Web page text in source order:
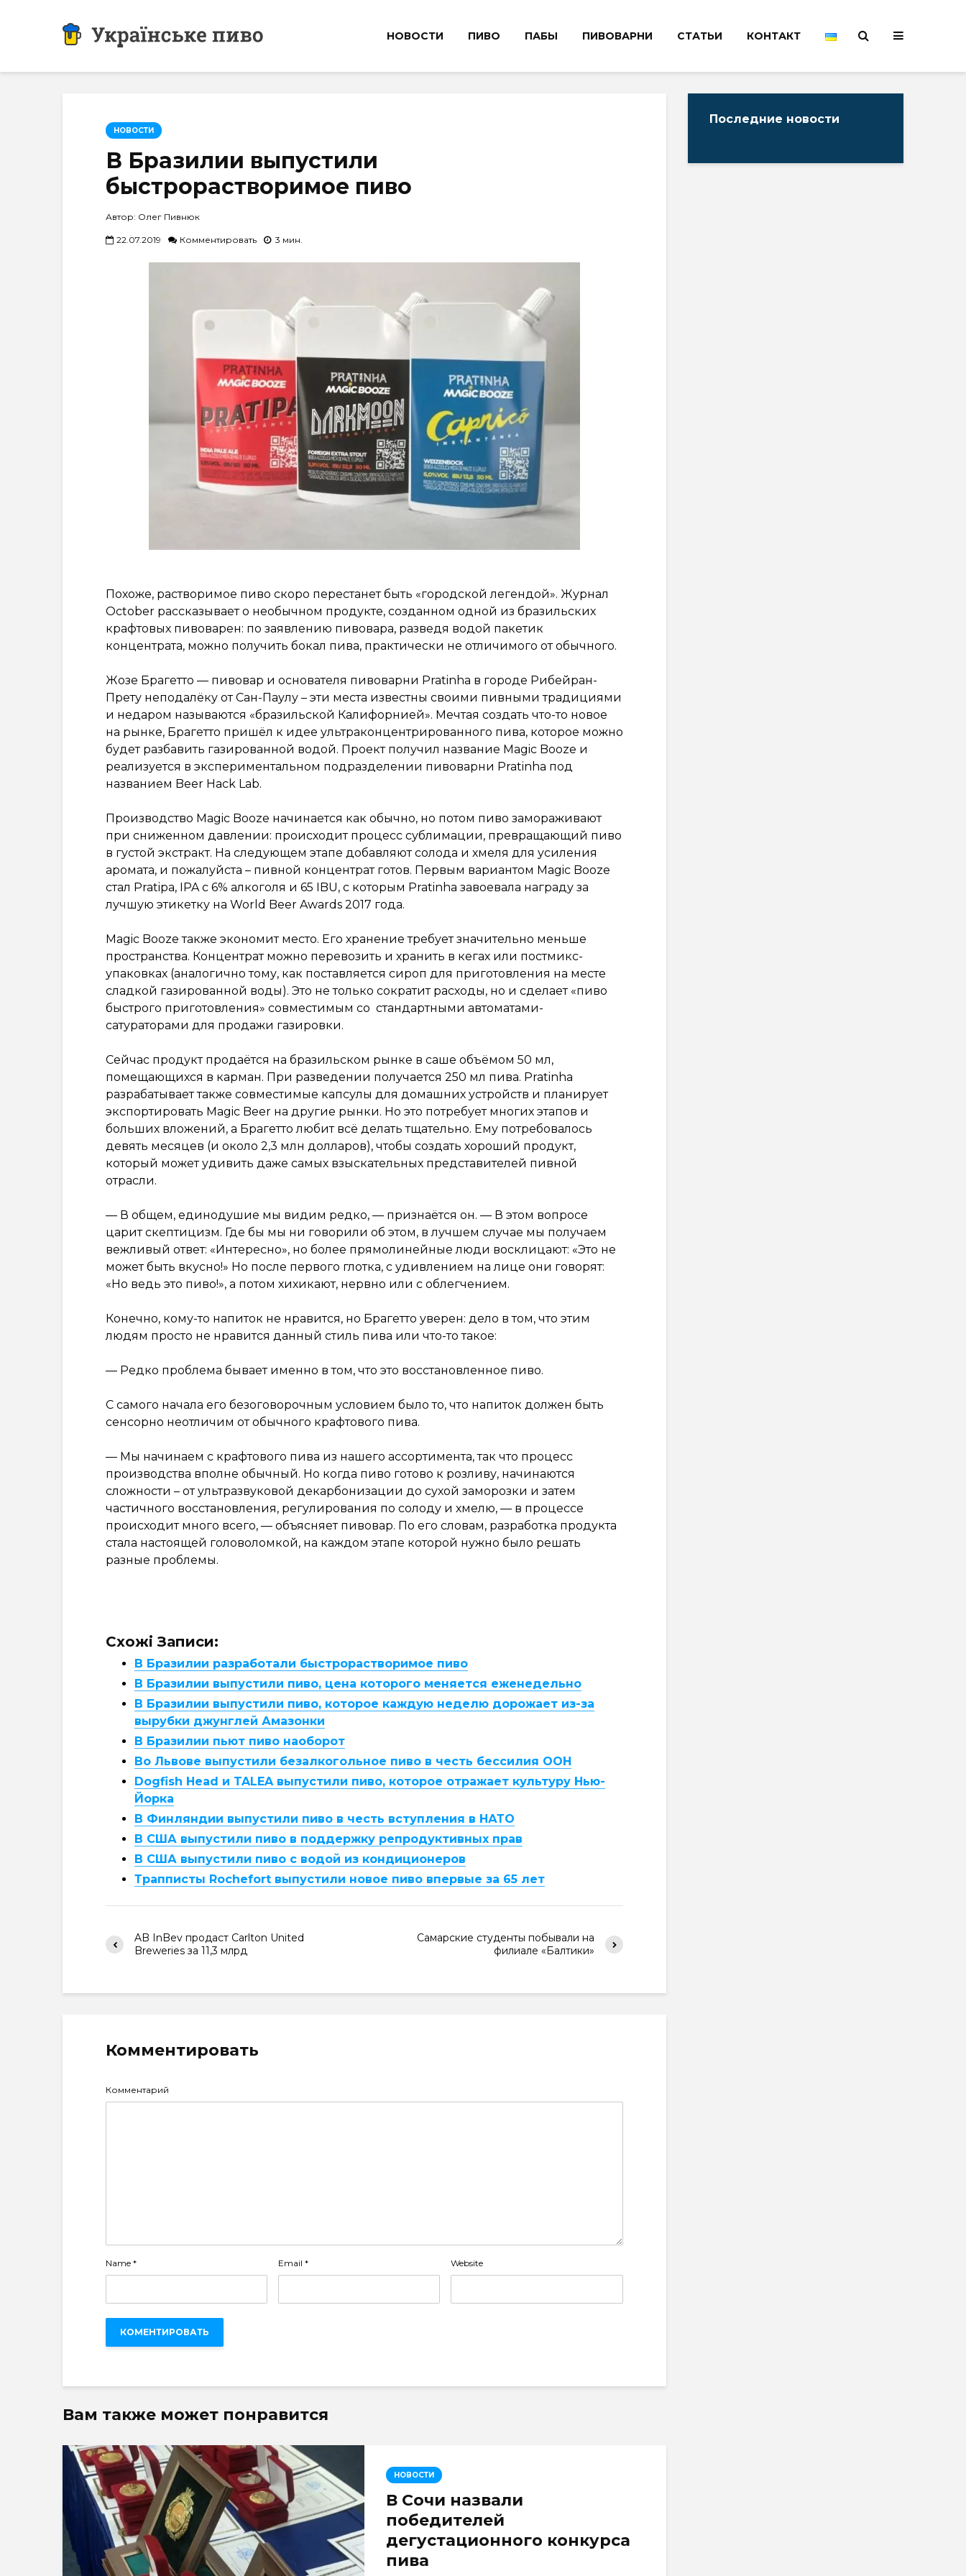
НОВОСТИ ПИВО ПАБЫ ПИВОВАРНИ СТАТЬИ КОНТАКТ
НОВОСТИ
В Бразилии выпустили
быстрорастворимое пиво
Автор: Олег Пивнюк
22.07.2019 Комментировать 3 мин.
Похоже, растворимое пиво скоро перестанет быть «городской легендой». Журнал
October рассказывает о необычном продукте, созданном одной из бразильских
крафтовых пивоварен: по заявлению пивовара, разведя водой пакетик
концентрата, можно получить бокал пива, практически не отличимого от обычного.
Жозе Брагетто — пивовар и основателя пивоварни Pratinha в городе Рибейран-
Прету неподалёку от Сан-Паулу – эти места известны своими пивными традициями
и недаром называются «бразильской Калифорнией». Мечтая создать что-то новое
на рынке, Брагетто пришёл к идее ультраконцентрированного пива, которое можно
будет разбавить газированной водой. Проект получил название Magic Booze и
реализуется в экспериментальном подразделении пивоварни Pratinha под
названием Beer Hack Lab.
Производство Magic Booze начинается как обычно, но потом пиво замораживают
при сниженном давлении: происходит процесс сублимации, превращающий пиво
в густой экстракт. На следующем этапе добавляют солода и хмеля для усиления
аромата, и пожалуйста – пивной концентрат готов. Первым вариантом Magic Booze
стал Pratipa, IPA с 6% алкоголя и 65 IBU, с которым Pratinha завоевала награду за
лучшую этикетку на World Beer Awards 2017 года.
Magic Booze также экономит место. Его хранение требует значительно меньше
пространства. Концентрат можно перевозить и хранить в кегах или постмикс-
упаковках (аналогично тому, как поставляется сироп для приготовления на месте
сладкой газированной воды). Это не только сократит расходы, но и сделает «пиво
быстрого приготовления» совместимым со стандартными автоматами-
сатураторами для продажи газировки.
Сейчас продукт продаётся на бразильском рынке в саше объёмом 50 мл,
помещающихся в карман. При разведении получается 250 мл пива. Pratinha
разрабатывает также совместимые капсулы для домашних устройств и планирует
экспортировать Magic Beer на другие рынки. Но это потребует многих этапов и
больших вложений, а Брагетто любит всё делать тщательно. Ему потребовалось
девять месяцев (и около 2,3 млн долларов), чтобы создать хороший продукт,
который может удивить даже самых взыскательных представителей пивной
отрасли.
— В общем, единодушие мы видим редко, — признаётся он. — В этом вопросе
царит скептицизм. Где бы мы ни говорили об этом, в лучшем случае мы получаем
вежливый ответ: «Интересно», но более прямолинейные люди восклицают: «Это не
может быть вкусно!» Но после первого глотка, с удивлением на лице они говорят:
«Но ведь это пиво!», а потом хихикают, нервно или с облегчением.
Конечно, кому-то напиток не нравится, но Брагетто уверен: дело в том, что этим
людям просто не нравится данный стиль пива или что-то такое:
— Редко проблема бывает именно в том, что это восстановленное пиво.
С самого начала его безоговорочным условием было то, что напиток должен быть
сенсорно неотличим от обычного крафтового пива.
— Мы начинаем с крафтового пива из нашего ассортимента, так что процесс
производства вполне обычный. Но когда пиво готово к розливу, начинаются
сложности – от ультразвуковой декарбонизации до сухой заморозки и затем
частичного восстановления, регулирования по солоду и хмелю, — в процессе
происходит много всего, — объясняет пивовар. По его словам, разработка продукта
стала настоящей головоломкой, на каждом этапе которой нужно было решать
разные проблемы.
Схожі Записи:
В Бразилии разработали быстрорастворимое пиво
В Бразилии выпустили пиво, цена которого меняется еженедельно
В Бразилии выпустили пиво, которое каждую неделю дорожает из-за
вырубки джунглей Амазонки
В Бразилии пьют пиво наоборот
Во Львове выпустили безалкогольное пиво в честь бессилия ООН
Dogfish Head и TALEA выпустили пиво, которое отражает культуру Нью-
Йорка
В Финляндии выпустили пиво в честь вступления в НАТО
В США выпустили пиво в поддержку репродуктивных прав
В США выпустили пиво с водой из кондиционеров
Трапписты Rochefort выпустили новое пиво впервые за 65 лет
AB InBev продаст Carlton United
Breweries за 11,3 млрд
Самарские студенты побывали на
филиале «Балтики»
Комментировать
Комментарий
Name * Email * Website
Вам также может понравится
НОВОСТИ
В Сочи назвали
победителей
дегустационного конкурса
пива
Последние новости